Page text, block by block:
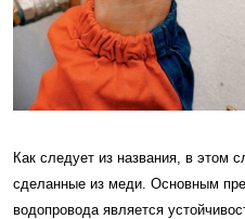
Как следует из названия, в этом
сделанные из меди. Основным
водопровода является